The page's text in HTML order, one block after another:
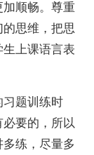
顺畅。尊重
思维，把思
上课语言表
题训练时
要的，所以
练，尽量多